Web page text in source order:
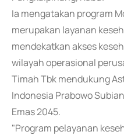
Ia mengatakan program
merupakan layanan
mendekatkan akses
wilayah operasional
Timah Tbk mendukung
Indonesia Prabowo
Emas 2045.
"Program pelayanan